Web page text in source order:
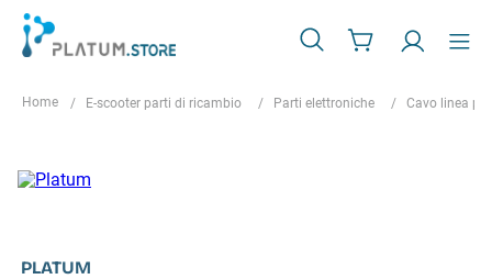
E-scooter parti di ricambio Parti elettroniche Cavo linea
PLATUM